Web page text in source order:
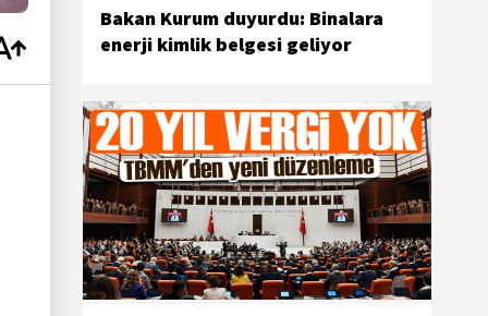
Bakan Kurum duyurdu: Binalara
enerji kimlik belgesi geliyor